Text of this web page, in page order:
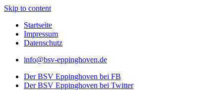
Skip to content
Startseite
Impressum
Datenschutz
info@bsv-eppinghoven.de
Der BSV Eppinghoven bei FB
Der BSV Eppinghoven bei Twitter